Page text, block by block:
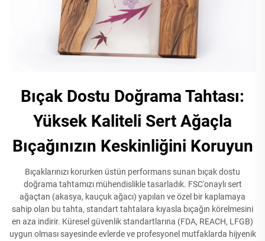
Bıçak Dostu Doğrama Tahtası:
Yüksek Kaliteli Sert Ağaçla
Bıçağınızın Keskinliğini Koruyun
Bıçaklarınızı korurken üstün performans sunan bıçak dostu
doğrama tahtamızı mühendislikle tasarladık. FSC'onaylı sert
ağaçtan (akasya, kauçuk ağacı) yapılan ve özel bir kaplamaya
sahip olan bu tahta, standart tahtalara kıyasla bıçağın körelmesini
en aza indirir. Küresel güvenlik standartlarına (FDA, REACH, LFGB)
uygun olması sayesinde evlerde ve profesyonel mutfaklarda hijyenik